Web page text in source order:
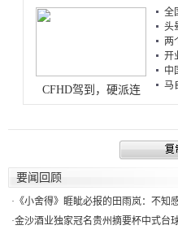
CFHD驾到，硬派连
全
头
两
开
中
马
要闻回顾
· 《小舍得》睚眦必报的田雨岚：不知
·金沙酒业独家冠名贵州摘要杯中式台